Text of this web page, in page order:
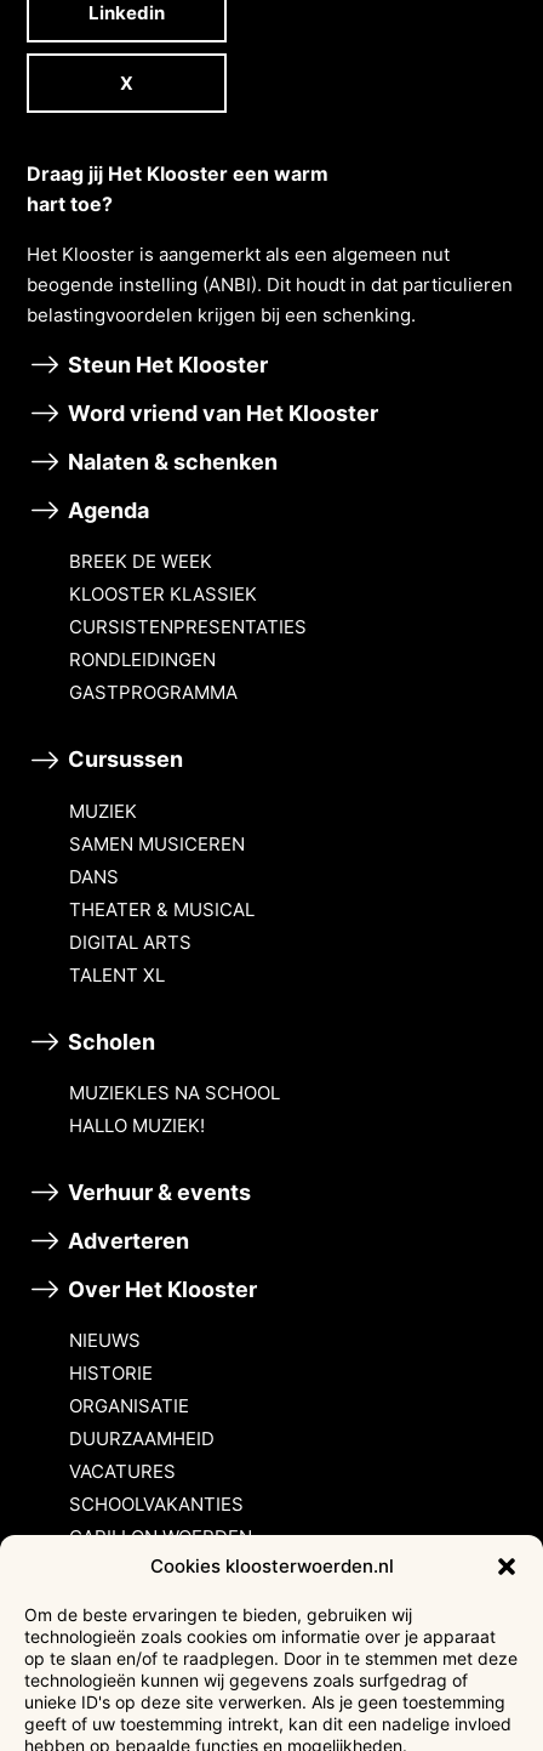
Cookies kloosterwoerden.nl
Om de beste ervaringen te bieden, gebruiken wij
technologieën zoals cookies om informatie over je apparaat
op te slaan en/of te raadplegen. Door in te stemmen met deze
technologieën kunnen wij gegevens zoals surfgedrag of
unieke ID's op deze site verwerken. Als je geen toestemming
geeft of uw toestemming intrekt, kan dit een nadelige invloed
hebben op bepaalde functies en mogelijkheden.
Linkedin
X
Draag jij Het Klooster een warm
hart toe?
Het Klooster is aangemerkt als een algemeen nut
beogende instelling (ANBI). Dit houdt in dat particulieren
belastingvoordelen krĳgen bĳ een schenking.
Steun Het Klooster
Word vriend van Het Klooster
Nalaten & schenken
Agenda
BREEK DE WEEK
KLOOSTER KLASSIEK
CURSISTENPRESENTATIES
RONDLEIDINGEN
GASTPROGRAMMA
Cursussen
MUZIEK
SAMEN MUSICEREN
DANS
THEATER & MUSICAL
DIGITAL ARTS
TALENT XL
Scholen
MUZIEKLES NA SCHOOL
HALLO MUZIEK!
Verhuur & events
Adverteren
Over Het Klooster
NIEUWS
HISTORIE
ORGANISATIE
DUURZAAMHEID
VACATURES
SCHOOLVAKANTIES
CARILLON WOERDEN
Inschrijvingsvoorwaarden
Bezoekersvoorwaarden
Huurvoorwaarden
Privacyverklaring
Ticketverkoop